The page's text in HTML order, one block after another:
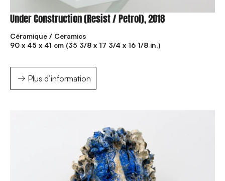
Under Construction (Resist / Petrol), 2018
Céramique / Ceramics
90 x 45 x 41 cm (35 3/8 x 17 3/4 x 16 1/8 in.)
Plus d’information